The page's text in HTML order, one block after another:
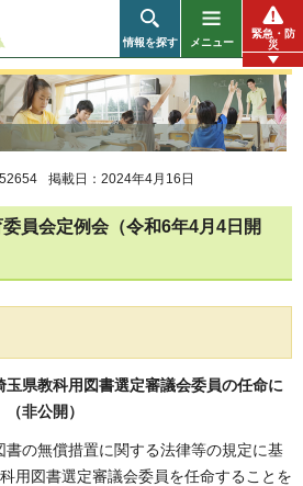
情報を探す メニュー
緊急・防
災
掲載日：2024年4月16日
員会定例会（令和6年4月4日開
県教科用図書選定審議会委員の任命に
非公開）
の無償措置に関する法律等の規定に基
用図書選定審議会委員を任命することを